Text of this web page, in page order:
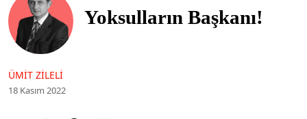
Yoksulların Başkanı!
ÜMIT ZILELI
18 Kasım 2022